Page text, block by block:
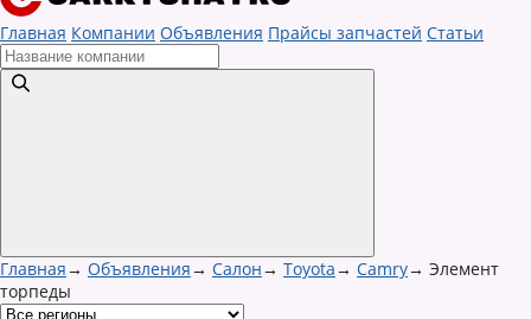
Главная Компании Объявления Прайсы запчастей Статьи
Главная→ Объявления→ Салон→ Toyota→ Camry→ Элемент
торпеды